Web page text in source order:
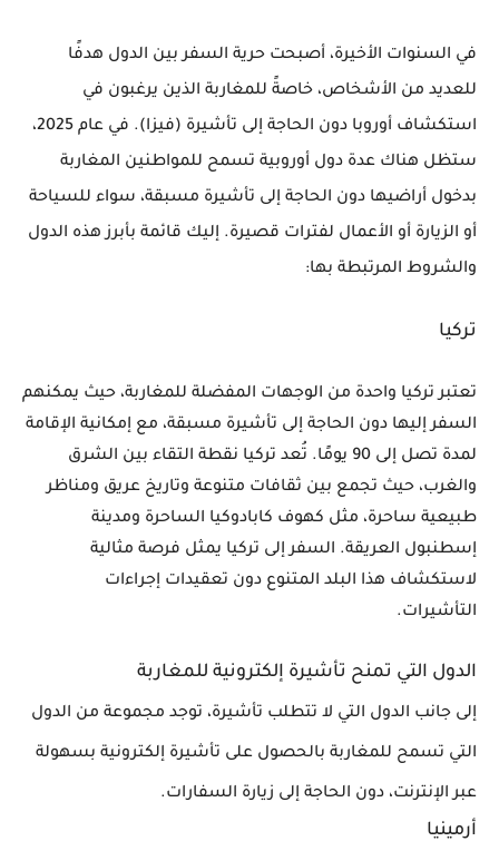
في السنوات الأخيرة، أصبحت حرية السفر بين الدول هدفًا
للعديد من الأشخاص، خاصةً للمغاربة الذين يرغبون في
استكشاف أوروبا دون الحاجة إلى تأشيرة (فيزا). في عام 2025،
ستظل هناك عدة دول أوروبية تسمح للمواطنين المغاربة
بدخول أراضيها دون الحاجة إلى تأشيرة مسبقة، سواء للسياحة
أو الزيارة أو الأعمال لفترات قصيرة. إليك قائمة بأبرز هذه الدول
والشروط المرتبطة بها:
تركيا
تعتبر تركيا واحدة من الوجهات المفضلة للمغاربة، حيث يمكنهم
السفر إليها دون الحاجة إلى تأشيرة مسبقة، مع إمكانية الإقامة
لمدة تصل إلى 90 يومًا. تُعد تركيا نقطة التقاء بين الشرق
والغرب، حيث تجمع بين ثقافات متنوعة وتاريخ عريق ومناظر
طبيعية ساحرة، مثل كهوف كابادوكيا الساحرة ومدينة
إسطنبول العريقة. السفر إلى تركيا يمثل فرصة مثالية
لاستكشاف هذا البلد المتنوع دون تعقيدات إجراءات
التأشيرات.
الدول التي تمنح تأشيرة إلكترونية للمغاربة
إلى جانب الدول التي لا تتطلب تأشيرة، توجد مجموعة من الدول
التي تسمح للمغاربة بالحصول على تأشيرة إلكترونية بسهولة
عبر الإنترنت، دون الحاجة إلى زيارة السفارات.
أرمينيا